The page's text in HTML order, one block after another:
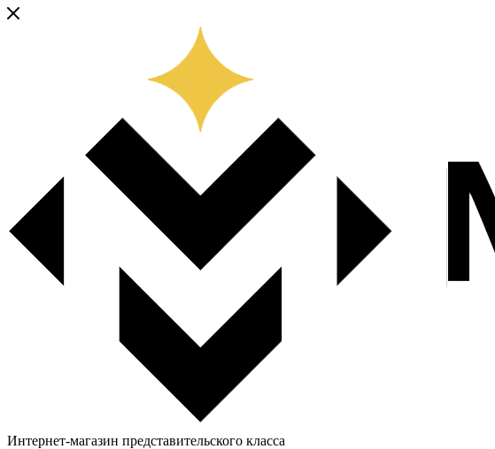
Интернет-магазин представительского класса